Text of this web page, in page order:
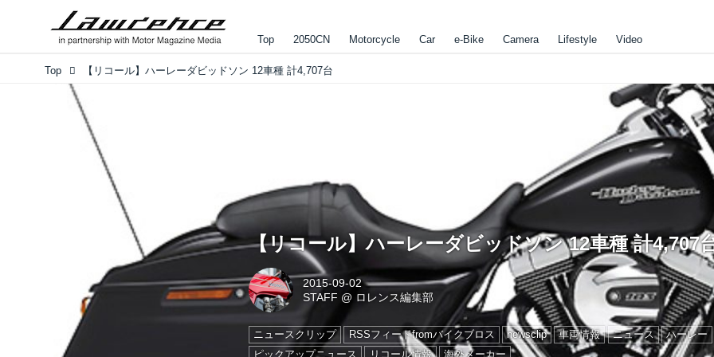
Top 2050CN Motorcycle Car e-Bike Camera Lifestyle Video
Top 【リコール】ハーレーダビッドソン 12車種 計4,707台
【リコール】ハーレーダビッドソン 12車種 計4,707
2015-09-02
STAFF @ ロレンス編集部
ニュースクリップ RSSフィードfromバイクブロス newsclip 車両情報 ニュース
ハーレー
ピックアップニュース
リコール情報 海外メーカー